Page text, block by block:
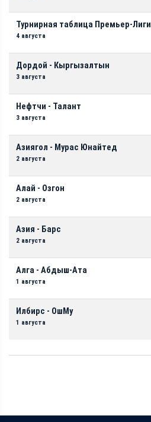
Турнирная таблица Премьер-Лиги
4 августа
Дордой - Кыргызалтын
3 августа
Нефтчи - Талант
3 августа
Азиягол - Мурас Юнайтед
2 августа
Алай - Озгон
2 августа
Азия - Барс
2 августа
Алга - Абдыш-Ата
1 августа
Илбирс - ОшМу
1 августа